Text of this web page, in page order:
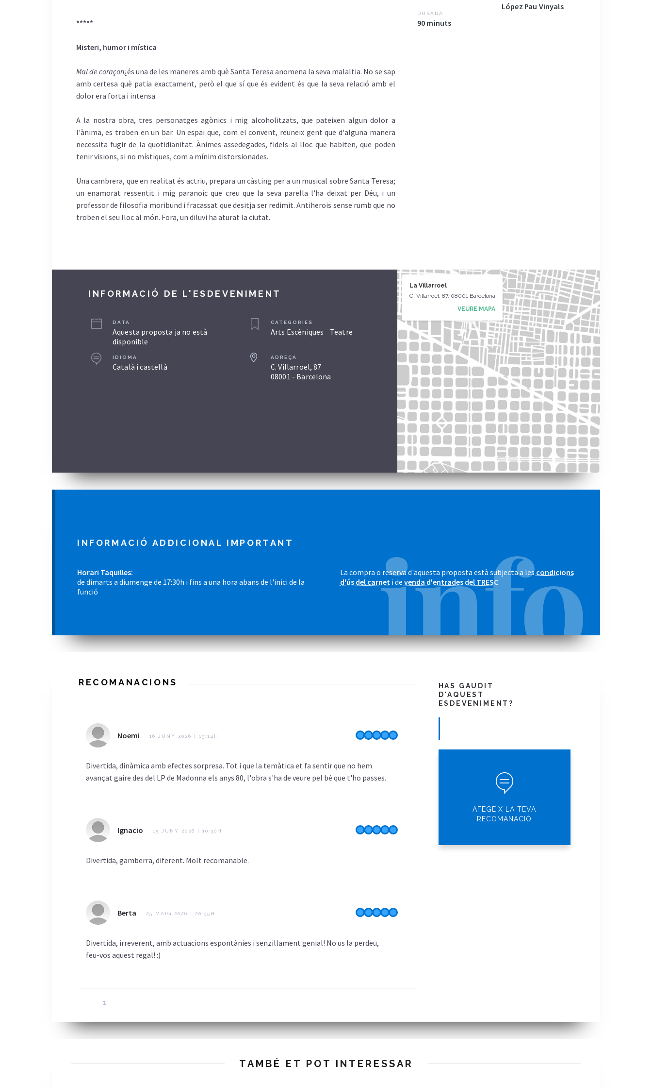
*****
Misteri, humor i mística
Mal de coraçon¿és una de les maneres amb què Santa Teresa anomena laseva malaltia. No se sap
amb certesa què patia exactament, però el que sí queés evident és que laseva relació amb el
dolor era forta i intensa.
A la nostra obra, tres personatges agònics i mig alcoholitzats, que pateixen algun dolor a
l'ànima, es troben en un bar. Unespai que, com elconvent, reuneix gent que d'alguna manera
necessita fugir de laquotidianitat. Ànimes assedegades, fidels al lloc que habiten, que poden
tenirvisions, si no místiques, com a mínim distorsionades.
Unacambrera, que en realitat és actriu, prepara uncàsting per a un musical sobre Santa Teresa;
un enamorat ressentit i mig paranoic que creu que la seva parella l'ha deixat per Déu, i un
professorde filosofia moribund i fracassat quedesitja ser redimit.Antiherois sense rumb que no
troben el seu llocal món. Fora, un diluvi ha aturat la ciutat.
DURADA
90 minuts
López Pau Vinyals
INFORMACIÓ DE L'ESDEVENIMENT
DATA
Aquesta proposta ja no està
disponible
IDIOMA
Català i castellà
CATEGORIES
Arts Escèniques Teatre
ADREÇA
C. Villarroel, 87
08001 - Barcelona
La Villarroel
C. Villarroel, 87, 08001 Barcelona
VEURE MAPA
INFORMACIÓ ADDICIONAL IMPORTANT
Horari Taquilles:
de dimarts a diumenge de 17:30h i fins a una hora abans de l'inici de la
funció
La compra o reserva d'aquesta proposta està subjecta a les condicions
d'ús del carneti de venda d'entrades del TRESC.
RECOMANACIONS
Noemi 16 JUNY 2026 | 13:14H
Divertida, dinàmica amb efectes sorpresa. Tot i que la temàtica et fa sentir que no hem
avançat gaire des del LP de Madonna els anys 80, l'obra s'ha de veure pel bé que t'ho passes.
Ignacio 15 JUNY 2026 | 10:30H
Divertida, gamberra, diferent. Molt recomanable.
Berta 25 MAIG 2026 | 20:55H
Divertida, irreverent, amb actuacions espontànies i senzillament genial! No us la perdeu,
feu-vos aquest regal! :)
1
HAS GAUDIT
D'AQUEST
ESDEVENIMENT?
AFEGEIX LA TEVA
RECOMANACIÓ
TAMBÉ ET POT INTERESSAR